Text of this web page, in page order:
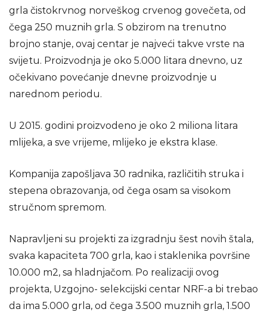
grla čistokrvnog norveškog crvenog govečeta, od
čega 250 muznih grla. S obzirom na trenutno
brojno stanje, ovaj centar je najveći takve vrste na
svijetu. Proizvodnja je oko 5.000 litara dnevno, uz
očekivano povećanje dnevne proizvodnje u
narednom periodu.
U 2015. godini proizvodeno je oko 2 miliona litara
mlijeka, a sve vrijeme, mlijeko je ekstra klase.
Kompanija zapošljava 30 radnika, različitih struka i
stepena obrazovanja, od čega osam sa visokom
stručnom spremom.
Napravljeni su projekti za izgradnju šest novih štala,
svaka kapaciteta 700 grla, kao i staklenika površine
10.000 m2, sa hladnjačom. Po realizaciji ovog
projekta, Uzgojno- selekcijski centar NRF-a bi trebao
da ima 5.000 grla, od čega 3.500 muznih grla, 1.500